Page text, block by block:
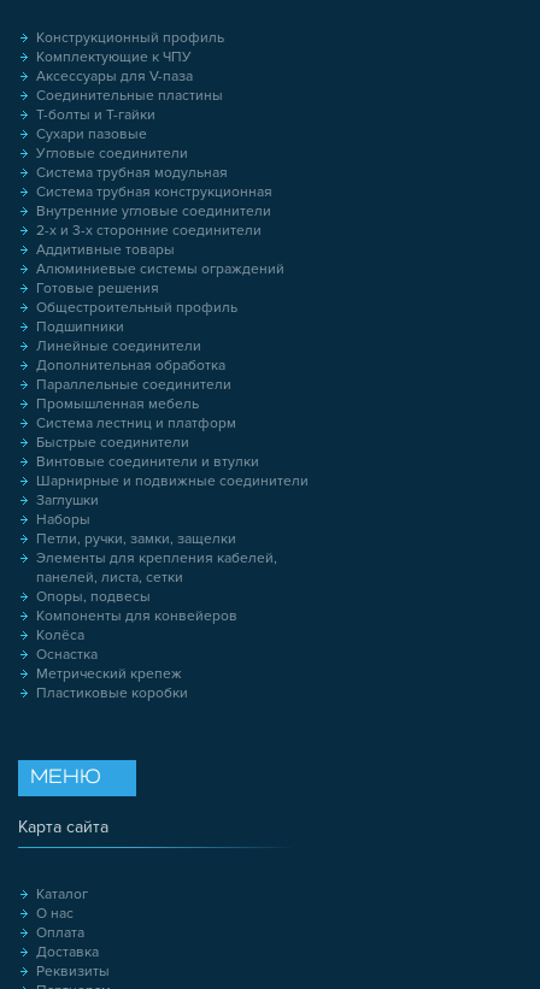
Конструкционный профиль
Комплектующие к ЧПУ
Аксессуары для V-паза
Соединительные пластины
Т-болты и Т-гайки
Сухари пазовые
Угловые соединители
Система трубная модульная
Система трубная конструкционная
Внутренние угловые соединители
2-х и 3-х сторонние соединители
Аддитивные товары
Алюминиевые системы ограждений
Готовые решения
Общестроительный профиль
Подшипники
Линейные соединители
Дополнительная обработка
Параллельные соединители
Промышленная мебель
Система лестниц и платформ
Быстрые соединители
Винтовые соединители и втулки
Шарнирные и подвижные соединители
Заглушки
Наборы
Петли, ручки, замки, защелки
Элементы для крепления кабелей,
панелей, листа, сетки
Опоры, подвесы
Компоненты для конвейеров
Колёса
Оснастка
Метрический крепеж
Пластиковые коробки
МЕНЮ
Карта сайта
Каталог
О нас
Оплата
Доставка
Реквизиты